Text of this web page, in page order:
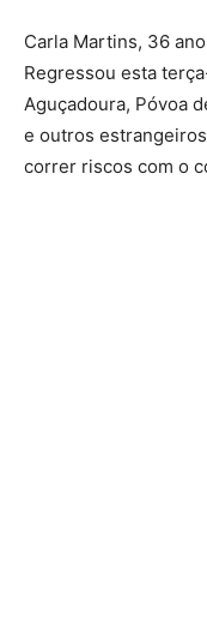
Carla Martins, 36
Regressou esta
Aguçadoura, Póvoa
e outros
correr riscos com o